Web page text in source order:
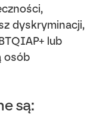
dyskryminacji,
lub
osób
są: